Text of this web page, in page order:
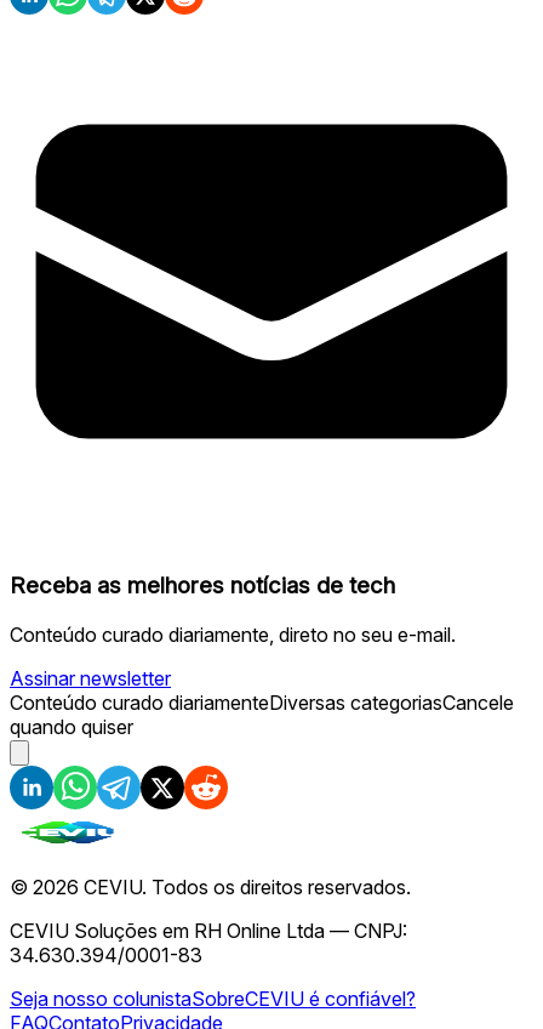
Receba as melhores notícias de tech
Conteúdo curado diariamente, direto no seu e-mail.
Assinar newsletter
Conteúdo curado diariamenteDiversas categoriasCancele
quando quiser
© 2026 CEVIU. Todos os direitos reservados.
CEVIU Soluções em RH Online Ltda — CNPJ:
34.630.394/0001-83
Seja nosso colunistaSobreCEVIU é confiável?
FAQContatoPrivacidade